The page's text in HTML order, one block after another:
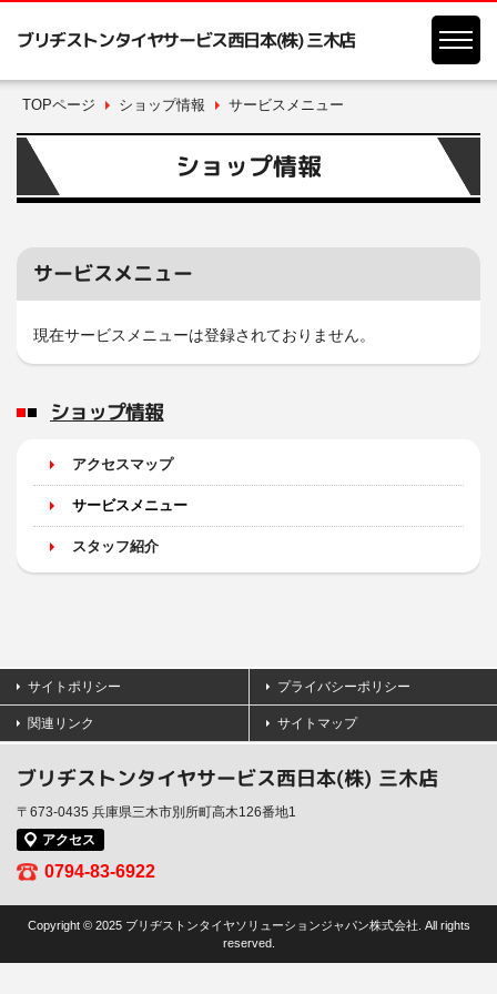
ブリヂストンタイヤサービス西日本(株) 三木店
TOPページ ショップ情報 サービスメニュー
ショップ情報
サービスメニュー
現在サービスメニューは登録されておりません。
ショップ情報
アクセスマップ
サービスメニュー
スタッフ紹介
サイトポリシー プライバシーポリシー
関連リンク サイトマップ
ブリヂストンタイヤサービス西日本(株) 三木店
〒673-0435 兵庫県三木市別所町高木126番地1
アクセス
0794-83-6922
Copyright © 2025 ブリヂストンタイヤソリューションジャパン株式会社. All rights
reserved.